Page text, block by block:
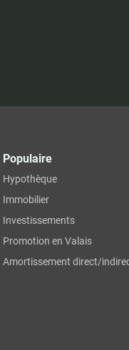
Populaire
Hypothèque
Immobilier
Investissements
Promotion en Valais
Amortissement direct/